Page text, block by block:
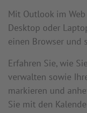
Mit Outlook im
Desktop oder
einen Browser und
Erfahren Sie, wie
verwalten sowie
markieren und
Sie mit den